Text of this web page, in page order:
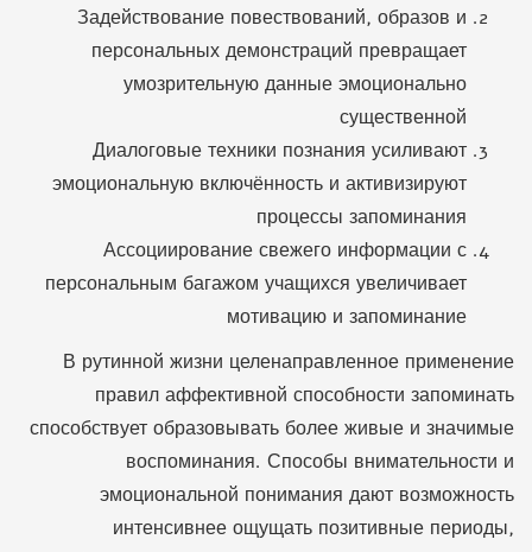
Задействование повествований, образов и
персональных демонстраций превращает
умозрительную данные эмоционально
существенной
Диалоговые техники познания усиливают
эмоциональную включённость и активизируют
процессы запоминания
Ассоциирование свежего информации с
персональным багажом учащихся увеличивает
мотивацию и запоминание
В рутинной жизни целенаправленное применение
правил аффективной способности запоминать
способствует образовывать более живые и значимые
воспоминания. Способы внимательности и
эмоциональной понимания дают возможность
интенсивнее ощущать позитивные периоды,